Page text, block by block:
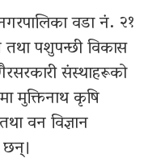
वडा नं. २१
पशुपन्छी विकास
संस्थाहरूको
मुक्तिनाथ कृषि
वन विज्ञान